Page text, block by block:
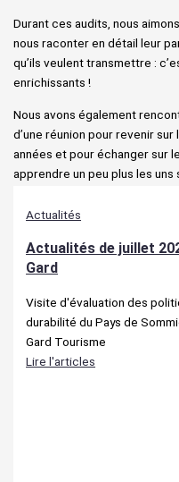
Durant ces audits, nous
nous raconter en détail leur
qu’ils veulent transmettre :
enrichissants !
Nous avons également
d’une réunion pour revenir
années et pour échanger sur
apprendre un peu plus les uns
Actualités
Actualités de juillet
Gard
Visite d'évaluation des
durabilité du Pays de
Gard Tourisme
Lire l'articles